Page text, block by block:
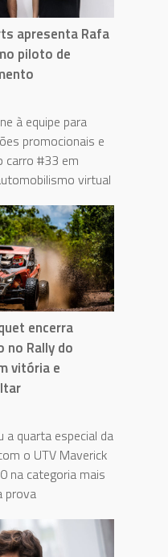
apresenta Rafa
piloto de
à equipe para
promocionais e
carro #33 em
virtual
encerra
no Rally do
vitória e
a quarta especial da
o UTV Maverick
na categoria mais
prova